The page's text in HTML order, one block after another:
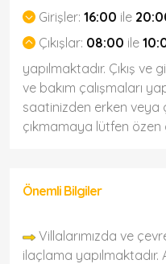
Girişler: 16:00 ile
Çıkışlar: 08:00 ile
yapılmaktadır. Çıkış
ve bakım çalışmaları
saatinizden erken veya
çıkmamaya lütfen özen
Önemli Bilgiler
Villalarımızda ve
ilaçlama